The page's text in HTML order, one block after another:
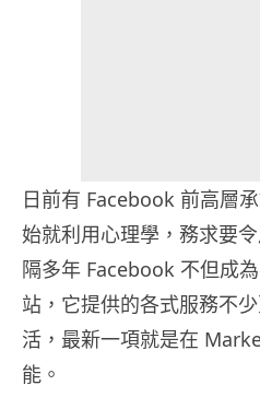
日前有 Facebook 前高層
始就利用心理學，務求要
隔多年 Facebook 不但成
站，它提供的各式服務不
活，最新一項就是在
能。